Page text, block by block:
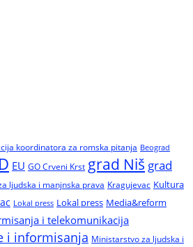
koordinatora za romska pitanja Beograd
EU GO Crveni Krst grad Niš grad
ljudska i manjnska prava Kragujevac Kultura
Lokal press Lokal press Media&reform
i telekomunikacija
i informisanja Ministarstvo za ljudska i